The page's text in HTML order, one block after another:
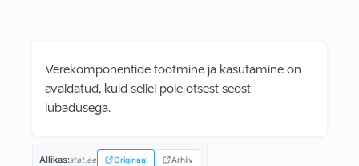
Verekomponentide tootmine ja kasutamine on
avaldatud, kuid sellel pole otsest seost
lubadusega.
Allikas:stat.ee Originaal Arhiiv